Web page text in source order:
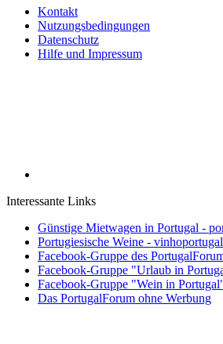
Kontakt
Nutzungsbedingungen
Datenschutz
Hilfe und Impressum
Interessante Links
Günstige Mietwagen in Portugal -
Portugiesische Weine -
Facebook-Gruppe des
Facebook-Gruppe "Urlaub in
Facebook-Gruppe "Wein in
Das PortugalForum ohne Werbung